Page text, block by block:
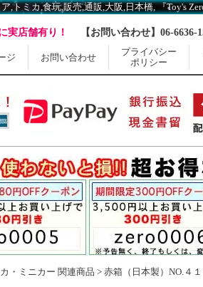
,トミカ,食玩,販売,通販,大阪,日本橋, 『Toy's
実店舗有り！ 【お問い合わせ】06-6636-
ジ お問い合わせ
プライバシー
ポリシー
カ・ミニカー 関連商品 > 赤箱（日本製）NO.４